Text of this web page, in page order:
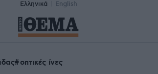
Ελληνικά English
οπτικές ίνες